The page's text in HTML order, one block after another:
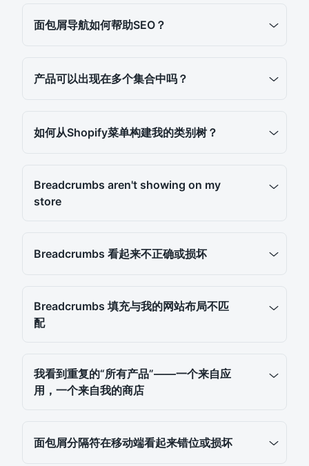
面包屑导航如何帮助SEO？
产品可以出现在多个集合中吗？
如何从Shopify菜单构建我的类别树？
Breadcrumbs aren't showing on my
store
Breadcrumbs 看起来不正确或损坏
Breadcrumbs 填充与我的网站布局不匹
配
我看到重复的“所有产品”——一个来自应
用，一个来自我的商店
面包屑分隔符在移动端看起来错位或损坏